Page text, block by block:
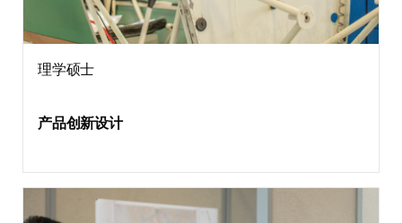
理学硕士
产品创新设计